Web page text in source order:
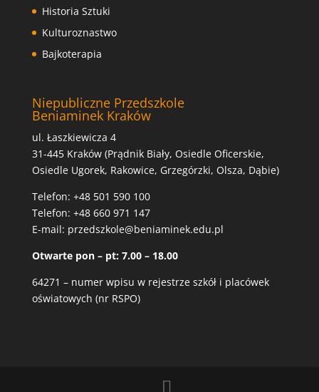
Historia Sztuki
Kulturoznastwo
Bajkoterapia
Niepubliczne Przedszkole
Beniaminek Kraków
ul. Łaszkiewicza 4
31-445 Kraków (Prądnik Biały, Osiedle Oficerskie,
Osiedle Ugorek, Rakowice, Grzegórzki, Olsza, Dąbie)
Telefon: +48 501 590 100
Telefon: +48 660 971 147
E-mail: przedszkole@beniaminek.edu.pl
Otwarte pon – pt: 7.00 – 18.00
64271 – numer wpisu w rejestrze szkół i placówek
oświatowych (nr RSPO)